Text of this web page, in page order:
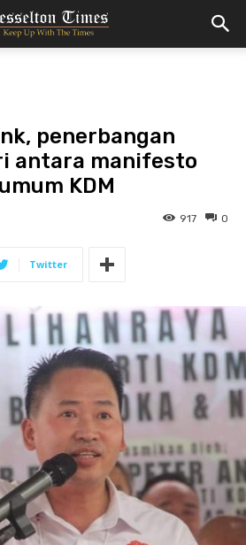
penerbangan
antara manifesto
KDM
0
917
Twitter